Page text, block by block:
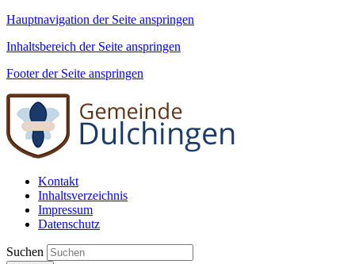
Hauptnavigation der Seite anspringen
Inhaltsbereich der Seite anspringen
Footer der Seite anspringen
Kontakt
Inhaltsverzeichnis
Impressum
Datenschutz
Suchen